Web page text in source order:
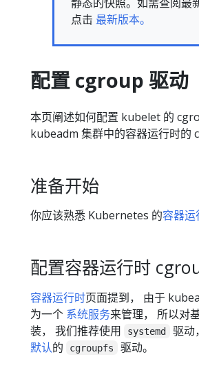
点击 最新版本。
配置 cgroup 驱动
本页阐述如何配置 kubelet 的
kubeadm 集群中的容器运行时的
准备开始
你应该熟悉 Kubernetes 的容器
配置容器运行时
容器运行时页面提到， 由于
为一个 系统服务来管理， 所以对
装， 我们推荐使用
systemd
驱动
默认的 cgroupfs
驱动。